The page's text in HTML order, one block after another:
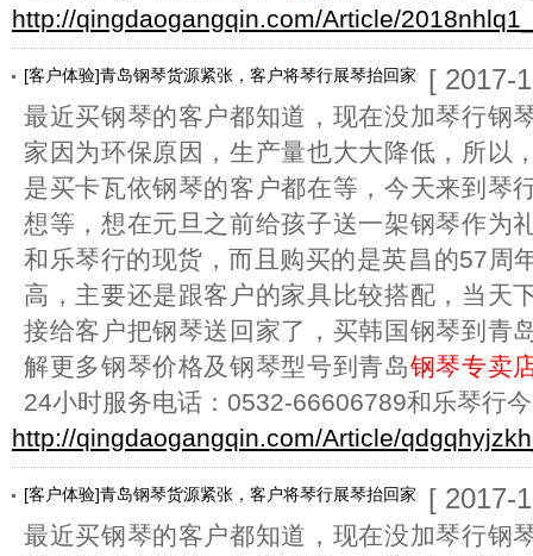
http://qingdaogangqin.com/Article/
[客户体验]青岛钢琴货源紧张，客户将琴行展琴抬回家 [ 2017-
最近买钢琴的客户都知道，现在没加琴行钢
家因为环保原因，生产量也大大降低，所以
是买卡瓦依钢琴的客户都在等，今天来到琴
想等，想在元旦之前给孩子送一架钢琴作为
和乐琴行的现货，而且购买的是英昌的57周
高，主要还是跟客户的家具比较搭配，当天
接给客户把钢琴送回家了，买韩国钢琴到青
解更多钢琴价格及钢琴型号到青岛钢琴专卖
24小时服务电话：0532-66606789和乐琴行今
http://qingdaogangqin.com/Article/
[客户体验]青岛钢琴货源紧张，客户将琴行展琴抬回家 [ 2017-
最近买钢琴的客户都知道，现在没加琴行钢